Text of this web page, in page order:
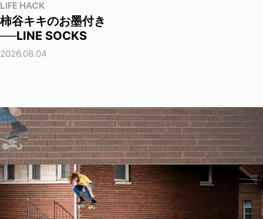
LIFE HACK
柿谷キキのお墨付き
──LINE SOCKS
2026.08.04